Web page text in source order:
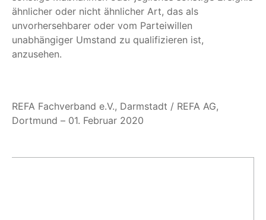
ähnlicher oder nicht ähnlicher Art, das als
unvorhersehbarer oder vom Parteiwillen
unabhängiger Umstand zu qualifizieren ist,
anzusehen.
REFA Fachverband e.V., Darmstadt / REFA AG,
Dortmund – 01. Februar 2020